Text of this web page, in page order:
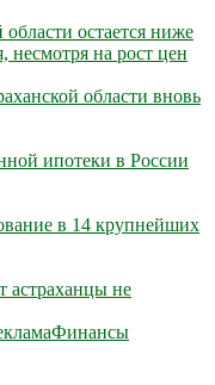
остается ниже
несмотря на рост цен
области вновь
ипотеки в России
в 14 крупнейших
астраханцы не
Финансы